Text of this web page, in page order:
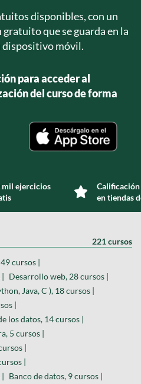
disponibles, con un
que se guarda en la
dispositivo móvil.
para acceder al
del curso de forma
mil ejercicios
en tiendas
221 cursos
cursos |
Desarrollo web, 28 cursos |
Java, C ), 18 cursos |
|
los datos, 14 cursos |
5 cursos |
|
|
Banco de datos, 9 cursos |